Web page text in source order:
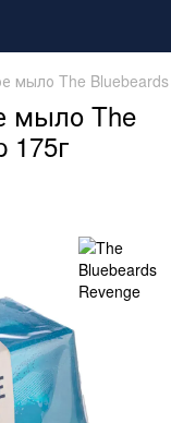
мыло The Bluebeards
мыло The
175г